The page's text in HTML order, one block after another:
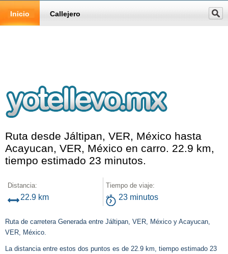
Inicio Callejero
Ruta desde Jáltipan, VER, México hasta
Acayucan, VER, México en carro. 22.9 km,
tiempo estimado 23 minutos.
Distancia:
22.9 km
Tiempo de viaje:
23 minutos
Ruta de carretera Generada entre Jáltipan, VER, México y Acayucan,
VER, México.
La distancia entre estos dos puntos es de 22.9 km, tiempo estimado 23